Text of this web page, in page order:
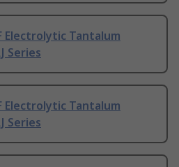
Electrolytic Tantalum
Series
Electrolytic Tantalum
Series